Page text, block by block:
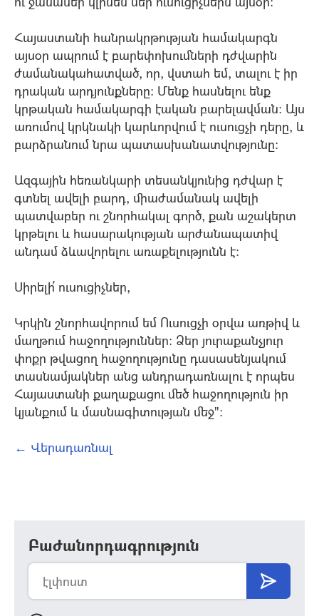
Հայաստանի հանրակրթության համակարգն
այսօր ապրում է բարեփոխումների դժվարին
ժամանակահատված, որ, վստահ եմ, տալու է իր
դրական արդյունքները: Մենք հասնելու ենք
կրթական համակարգի էական բարելավման: Այս
առումով կրկնակի կարևորվում է ուսուցչի դերը, և
բարձրանում նրա պատասխանատվությունը:
Ազգային հեռանկարի տեսանկյունից դժվար է
գտնել ավելի բարդ, միաժամանակ ավելի
պատվաբեր ու շնորհակալ գործ, քան աշակերտ
կրթելու և հասարակության արժանապատիվ
անդամ ձևավորելու առաքելությունն է:
Սիրելի՛ ուսուցիչներ,
Կրկին շնորհավորում եմ Ուսուցչի օրվա առթիվ և
մաղթում հաջողություններ: Ձեր յուրաքանչյուր
փոքր թվացող հաջողությունը դասասենյակում
տասնամյակներ անց անդրադառնալու է որպես
Հայաստանի քաղաքացու մեծ հաջողություն իր
կյանքում և մասնագիտության մեջ":
← Վերադառնալ
Բաժանորդագրություն